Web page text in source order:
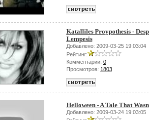
Katalliles Proypothesis -
Lempesis
Добавлено: 2009-03-25 19:03:04
Рейтинг:
Комментарии: 0
Просмотров: 1803
Helloween - A Tale That
Добавлено: 2009-03-24 19:03:05